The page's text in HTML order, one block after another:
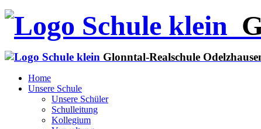
Glonntal-Realschule
Home
Unsere Schule
Unsere Schüler
Schulleitung
Kollegium